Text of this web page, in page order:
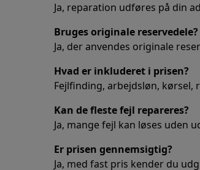
Ja, reparation udføres på din
Bruges originale reservedele?
Ja, der anvendes originale
Hvad er inkluderet i prisen?
Fejlfinding, arbejdsløn, kørsel,
Kan de fleste fejl repareres?
Ja, mange fejl kan løses uden
Er prisen gennemsigtig?
Ja, med fast pris kender du